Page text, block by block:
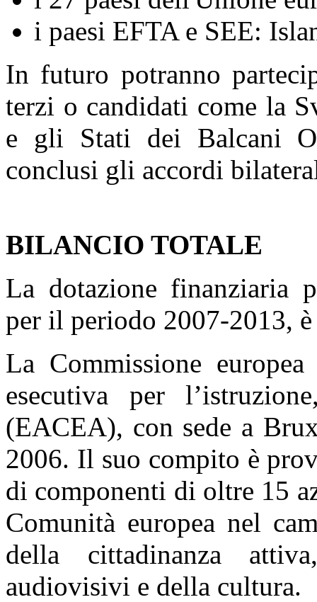
i paesi EFTA e SEE:
In futuro potranno
terzi o candidati come la
e gli Stati dei Balcani
conclusi gli accordi
BILANCIO TOTALE
La dotazione finanziaria
per il periodo 2007-2013,
La Commissione
esecutiva per
(EACEA), con sede a
2006. Il suo compito è
di componenti di oltre 15
Comunità europea nel
della cittadinanza
audiovisivi e della cultura.